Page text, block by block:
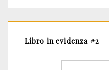
Libro in evidenza #2